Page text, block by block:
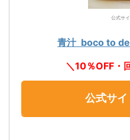
公式サ
青汁 boco to
＼10％OFF・
公式サ